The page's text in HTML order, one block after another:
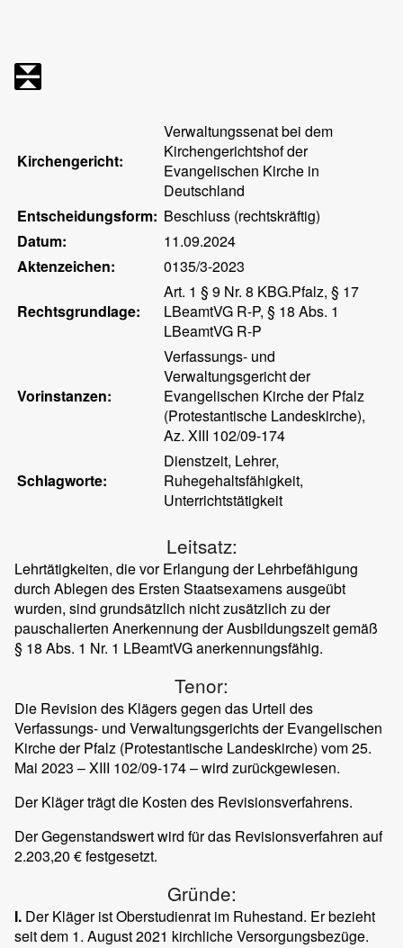
Kirchengericht:
Verwaltungssenat bei dem
Kirchengerichtshof der
Evangelischen Kirche in
Deutschland
Entscheidungsform: Beschluss (rechtskräftig)
Datum:
11.09.2024
Aktenzeichen:
0135/3-2023
Rechtsgrundlage:
Art. 1 § 9 Nr. 8 KBG.Pfalz, § 17
LBeamtVG R-P, § 18 Abs. 1
LBeamtVG R-P
Vorinstanzen:
Verfassungs- und
Verwaltungsgericht der
Evangelischen Kirche der Pfalz
(Protestantische Landeskirche),
Az. XIII 102/09-174
Schlagworte:
Dienstzeit, Lehrer,
Ruhegehaltsfähigkeit,
Unterrichtstätigkeit
Leitsatz:
Lehrtätigkeiten, die vor Erlangung der Lehrbefähigung
durch Ablegen des Ersten Staatsexamens ausgeübt
wurden, sind grundsätzlich nicht zusätzlich zu der
pauschalierten Anerkennung der Ausbildungszeit gemäß
§ 18 Abs. 1 Nr. 1 LBeamtVG anerkennungsfähig.
Tenor:
Die Revision des Klägers gegen das Urteil des
Verfassungs- und Verwaltungsgerichts der Evangelischen
Kirche der Pfalz (Protestantische Landeskirche) vom 25.
Mai 2023 – XIII 102/09-174 – wird zurückgewiesen.
Der Kläger trägt die Kosten des Revisionsverfahrens.
Der Gegenstandswert wird für das Revisionsverfahren auf
2.203,20 € festgesetzt.
Gründe:
I. Der Kläger ist Oberstudienrat im Ruhestand. Er bezieht
seit dem 1. August 2021 kirchliche Versorgungsbezüge.